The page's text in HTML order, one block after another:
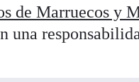
de Marruecos y
una